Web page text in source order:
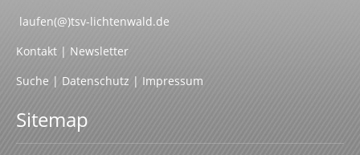
laufen(@)tsv-lichtenwald.de
Kontakt | Newsletter
Suche | Datenschutz | Impressum
Sitemap